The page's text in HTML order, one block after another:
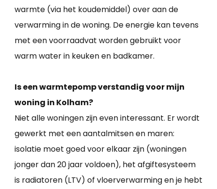
warmte (via het koudemiddel) over aan de
verwarming in de woning. De energie kan tevens
met een voorraadvat worden gebruikt voor
warm water in keuken en badkamer.
Is een warmtepomp verstandig voor mijn
woning in Kolham?
Niet alle woningen zijn even interessant. Er wordt
gewerkt met een aantalmitsen en maren:
isolatie moet goed voor elkaar zijn (woningen
jonger dan 20 jaar voldoen), het afgiftesysteem
is radiatoren (LTV) of vloerverwarming en je hebt